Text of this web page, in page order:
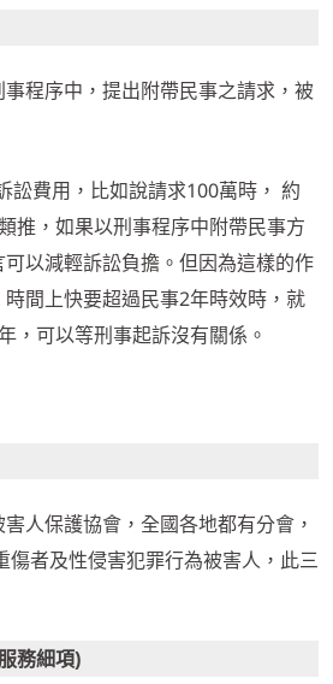
程序中，提出附帶民事之請求，被
訟費用，比如說請求100萬時， 約
推，如果以刑事程序中附帶民事方
以減輕訴訟負擔。但因為這樣的作
間上快要超過民事2年時效時，就
，可以等刑事起訴沒有關係。
人保護協會，全國各地都有分會，
者及性侵害犯罪行為被害人，此三
務細項)